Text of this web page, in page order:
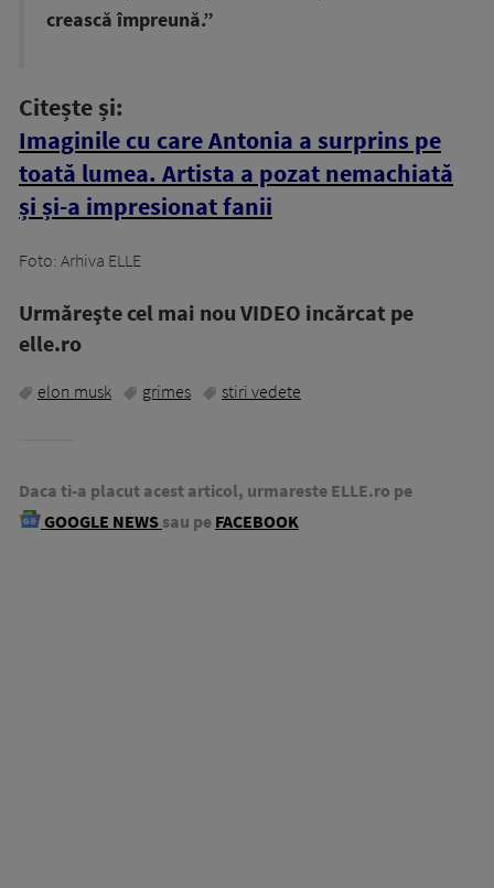
crească împreună.”
Citește și:
Imaginile cu care Antonia a surprins pe
toată lumea. Artista a pozat nemachiată
și și-a impresionat fanii
Foto: Arhiva ELLE
Urmăreşte cel mai nou VIDEO incărcat pe
elle.ro
elon musk grimes stiri vedete
Daca ti-a placut acest articol, urmareste ELLE.ro pe
GOOGLE NEWS sau pe FACEBOOK